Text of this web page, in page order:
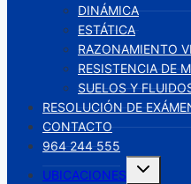
DINÁMICA
ESTÁTICA
RAZONAMIENTO
RESISTENCIA DE
SUELOS Y
RESOLUCIÓN DE
CONTACTO
964 244 555
UBICACIONES
Alternar